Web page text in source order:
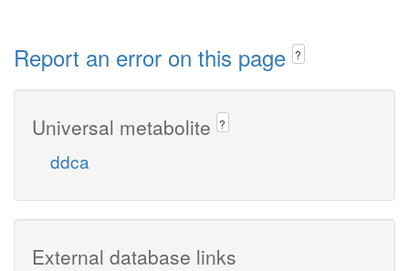
Report an error on this page ?
Universal metabolite ?
ddca
External database links